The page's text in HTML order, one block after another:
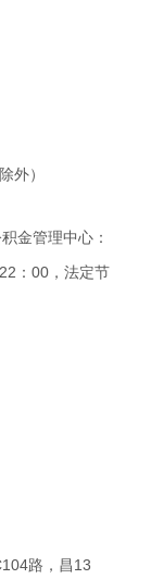
外）
金管理中心：
：00，法定节
路，昌13